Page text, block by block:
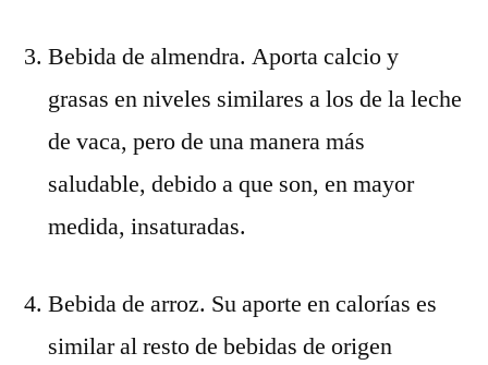
Bebida de almendra. Aporta calcio y
grasas en niveles similares a los de la leche
de vaca, pero de una manera más
saludable, debido a que son, en mayor
medida, insaturadas.
Bebida de arroz. Su aporte en calorías es
similar al resto de bebidas de origen